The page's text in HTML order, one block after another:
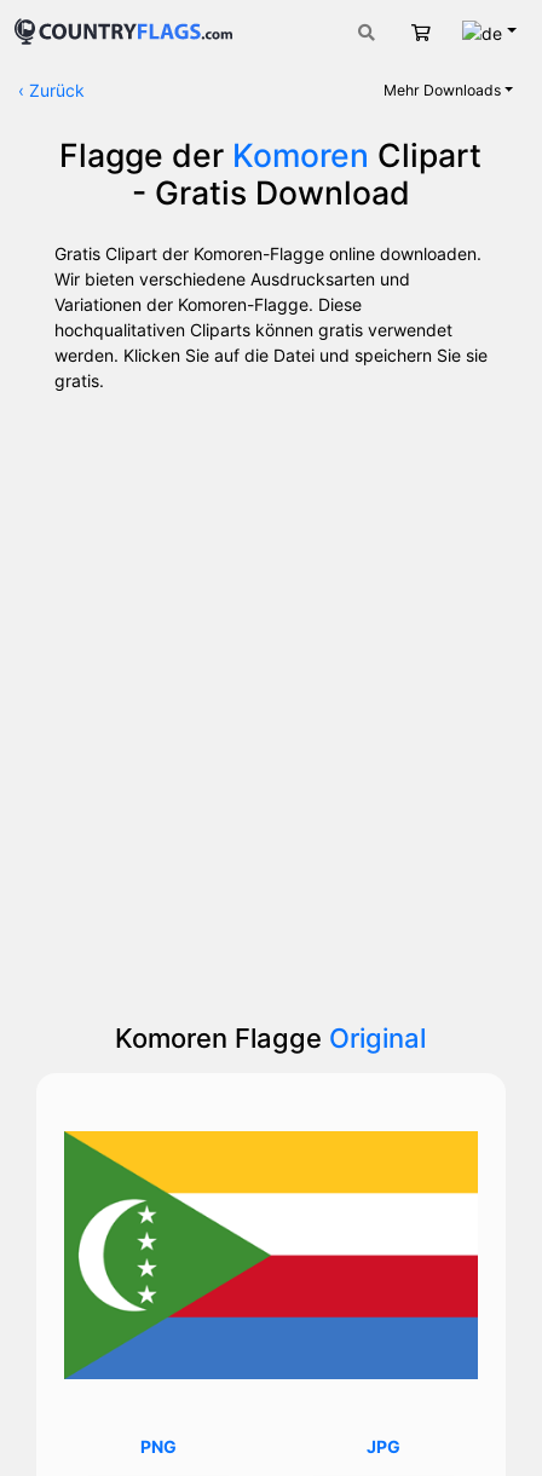
Warenkorb
‹ Zurück Mehr Downloads
Flagge der Komoren Clipart
- Gratis Download
Gratis Clipart der Komoren-Flagge online downloaden.
Wir bieten verschiedene Ausdrucksarten und
Variationen der Komoren-Flagge. Diese
hochqualitativen Cliparts können gratis verwendet
werden. Klicken Sie auf die Datei und speichern Sie sie
gratis.
Komoren Flagge Original
PNG JPG